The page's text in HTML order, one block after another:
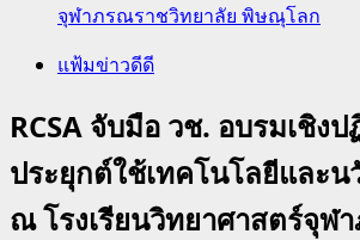
จุฬาภรณราชวิทยาลัย พิษณุโลก
แฟ้มข่าวดีดี
RCSA จับมือ วช. อบรมเชิง
ประยุกต์ใช้เทคโนโลยีและ
ณ โรงเรียนวิทยาศาสตร์จุฬ